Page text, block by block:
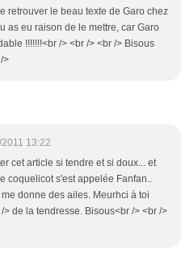
retrouver le beau texte de Garo chez
as eu raison de le mettre, car Garo
!!!!!!!<br /> <br /> <br /> Bisous
>
13:22
cet article si tendre et si doux... et
coquelicot s'est appelée Fanfan..
donne des ailes. Meurhci à toi
> de la tendresse. Bisous<br /> <br />